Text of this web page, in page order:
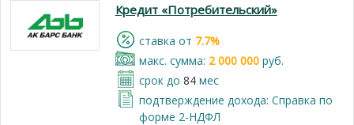
Кредит «Потребительский»
cтавка от 7.7%
макс. сумма: 2 000 000руб.
срок до 84мес
подтверждение дохода: Справка по
форме 2-НДФЛ